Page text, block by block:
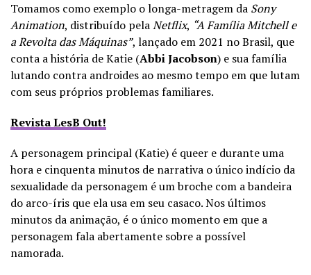
Tomamos como exemplo o longa-metragem da Sony
Animation, distribuído pelaNetflix, “A Família Mitchell e
a Revolta das Máquinas”, lançado em 2021 no Brasil, que
conta a história de Katie (Abbi Jacobson) e sua família
lutando contra androides ao mesmo tempo em que lutam
com seus próprios problemas familiares.
Revista LesB Out!
A personagem principal (Katie) é queer e durante uma
hora e cinquenta minutos de narrativa o único indício da
sexualidade da personagem é um broche com a bandeira
do arco-íris que ela usa em seu casaco. Nos últimos
minutos da animação, é o único momento em que a
personagem fala abertamente sobre a possível
namorada.